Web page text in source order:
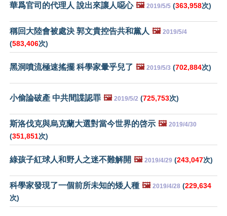
華爲官司的代理人 說出來讓人噁心 🖼️ 2019/5/5 (363,958次)
稱回大陸會被處決 郭文貴控告共和黨人 🖼️ 2019/5/4
(583,406次)
黑洞噴流極速搖擺 科學家暈乎兒了 🖼️ 2019/5/3 (702,884次)
小偷論破產 中共間諜認罪 🖼️ 2019/5/2 (725,753次)
斯洛伐克與烏克蘭大選對當今世界的啓示 🖼️ 2019/4/30
(351,851次)
綠孩子紅球人和野人之迷不難解開 🖼️ 2019/4/29 (243,047次)
科學家發現了一個前所未知的矮人種 🖼️ 2019/4/28 (229,634
次)